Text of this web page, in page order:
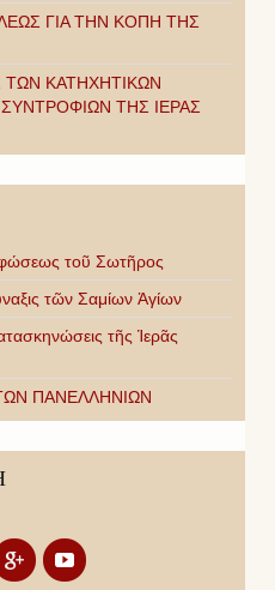
ΓΙΑ ΤΗΝ ΚΟΠΗ ΤΗΣ
ΤΩΝ ΚΑΤΗΧΗΤΙΚΩΝ
ΤΗΣ ΙΕΡΑΣ
τοῦ Σωτῆρος
τῶν Σαμίων Ἁγίων
τῆς Ἱερᾶς
ΠΑΝΕΛΛΗΝΙΩΝ